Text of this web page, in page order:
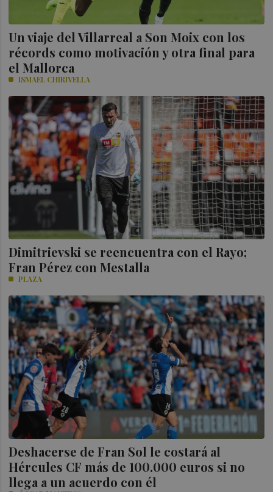
Un viaje del Villarreal a Son Moix con los
récords como motivación y otra final para
el Mallorca
ISMAEL CHIRIVELLA
Dimitrievski se reencuentra con el Rayo;
Fran Pérez con Mestalla
PLAZA
Deshacerse de Fran Sol le costará al
Hércules CF más de 100.000 euros si no
llega a un acuerdo con él